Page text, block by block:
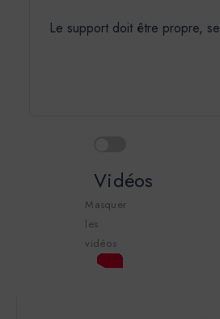
Le support doit être propre,
Vidéos
Masquer
les
vidéos